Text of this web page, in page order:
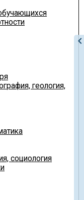
геология,
социология